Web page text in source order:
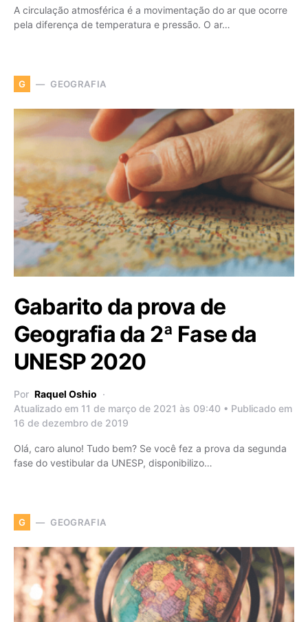
A circulação atmosférica é a movimentação do ar que ocorre
pela diferença de temperatura e pressão. O ar…
G GEOGRAFIA
Gabarito da prova de
Geografia da 2ª Fase da
UNESP 2020
Por Raquel Oshio
Atualizado em 11 de março de 2021 às 09:40 • Publicado em
16 de dezembro de 2019
Olá, caro aluno! Tudo bem? Se você fez a prova da segunda
fase do vestibular da UNESP, disponibilizo…
G GEOGRAFIA